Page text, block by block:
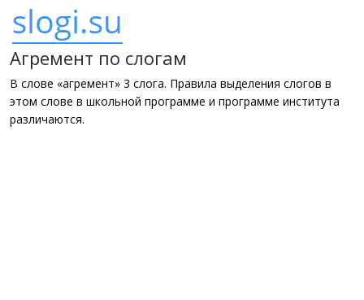
Агремент по слогам
В слове «агремент» 3 слога. Правила выделения слогов в
этом слове в школьной программе и программе института
различаются.